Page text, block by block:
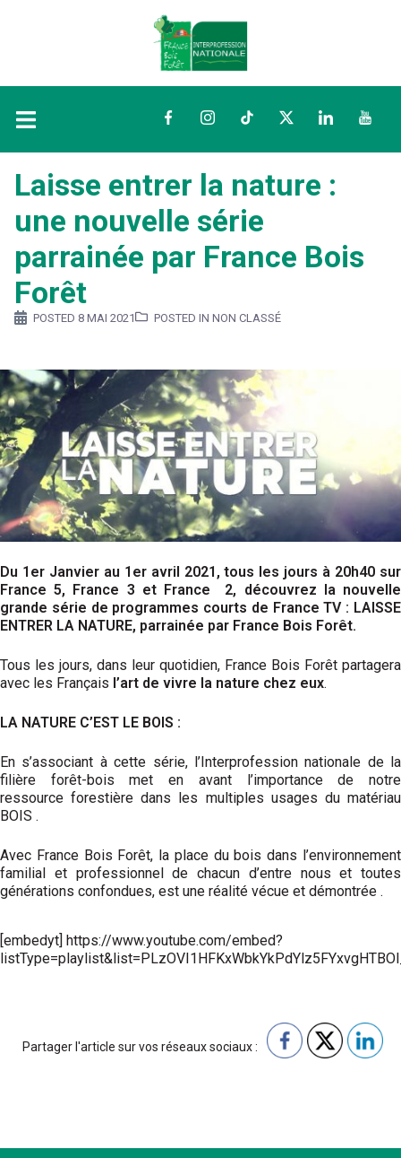
FacebookInstagramTikTokTwitterLinkedIn
Laisse entrer la nature :
une nouvelle série
parrainée par France Bois
Forêt
POSTED 8 MAI 2021 POSTED IN NON CLASSÉ
Du 1er Janvier au 1er avril 2021, tous les jours à 20h40 sur
France 5, France 3 et France 2, découvrez la nouvelle
grande série de programmes courts de France TV : LAISSE
ENTRER LA NATURE, parrainée par France Bois Forêt.
Tous les jours, dans leur quotidien, France Bois Forêt partagera
avec les Français l’art de vivre la nature chez eux.
LA NATURE C’EST LE BOIS :
En s’associant à cette série, l’Interprofession nationale de la
filière forêt-bois met en avant l’importance de notre
ressource forestière dans les multiples usages du matériau
BOIS .
Avec France Bois Forêt, la place du bois dans l’environnement
familial et professionnel de chacun d’entre nous et toutes
générations confondues, est une réalité vécue et démontrée .
[embedyt] https://www.youtube.com/embed?
Partager l'article sur vos réseaux sociaux :